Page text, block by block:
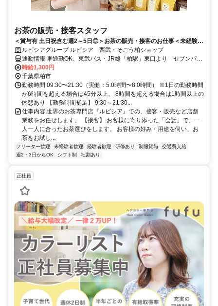
お茶の販売・接客スタッフ
＜賞与有 土日祝含む週2～5日◎＞お茶の販売・接客のお仕事＜未経験歓
迎＞試飲しながら一緒に覚えていきましょう!
ルピシアグループ ルピシア 西武・そごう柏ショップ
通勤情報 車通勤OK、東武バス・JR線「柏駅」東口より「セブンパー
クアリオ柏前」下車徒歩3分西武・そごう柏ショップ（セブンパーク
アリオ柏1階）
時給1,300円
千葉県柏市
勤務時間 09:30〜21:30（実働：5.0時間〜8.0時間） ※1日の勤務時間
が6時間を超える場合は45分以上、 8時間を超える場合は1時間以上の
休憩あり 【勤務時間補足】 9:30～21:30...
仕事内容 世界のお茶専門店『ルピシア』での、接客・販売など店舗
業務をお任せします。 【接客】 お客様に寄り添った「会話」で、一
人一人に合ったお茶選びをします。 お客様の好み・用途を伺い、お
茶をお試し...
フリーター歓迎 未経験者歓迎 経験者歓迎 研修あり 制服貸与
交通費支給
週2・3日からOK
シフト制 社割あり
正社員